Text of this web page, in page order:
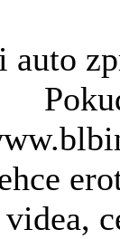
auto
videa,